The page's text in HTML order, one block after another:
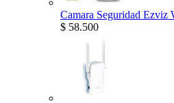
Camara Seguridad Ezviz
$ 58.500